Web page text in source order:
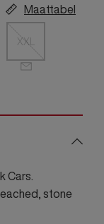
Maattabel
XXL
Cars.
stone